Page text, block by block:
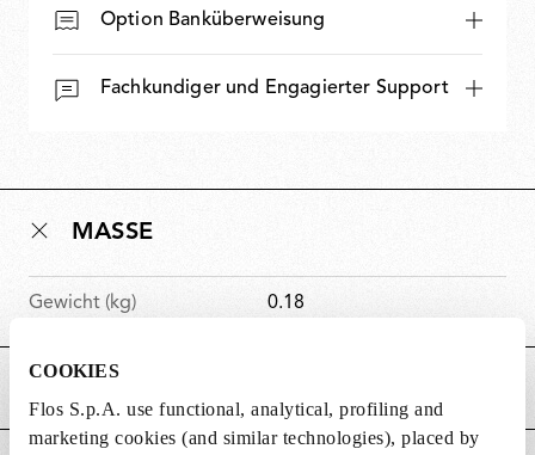
COOKIES
Flos S.p.A. use functional, analytical, profiling and
marketing cookies (and similar technologies), placed by
Option Banküberweisung
Fachkundiger und Engagierter Support
MASSE
Gewicht (kg) 0.18